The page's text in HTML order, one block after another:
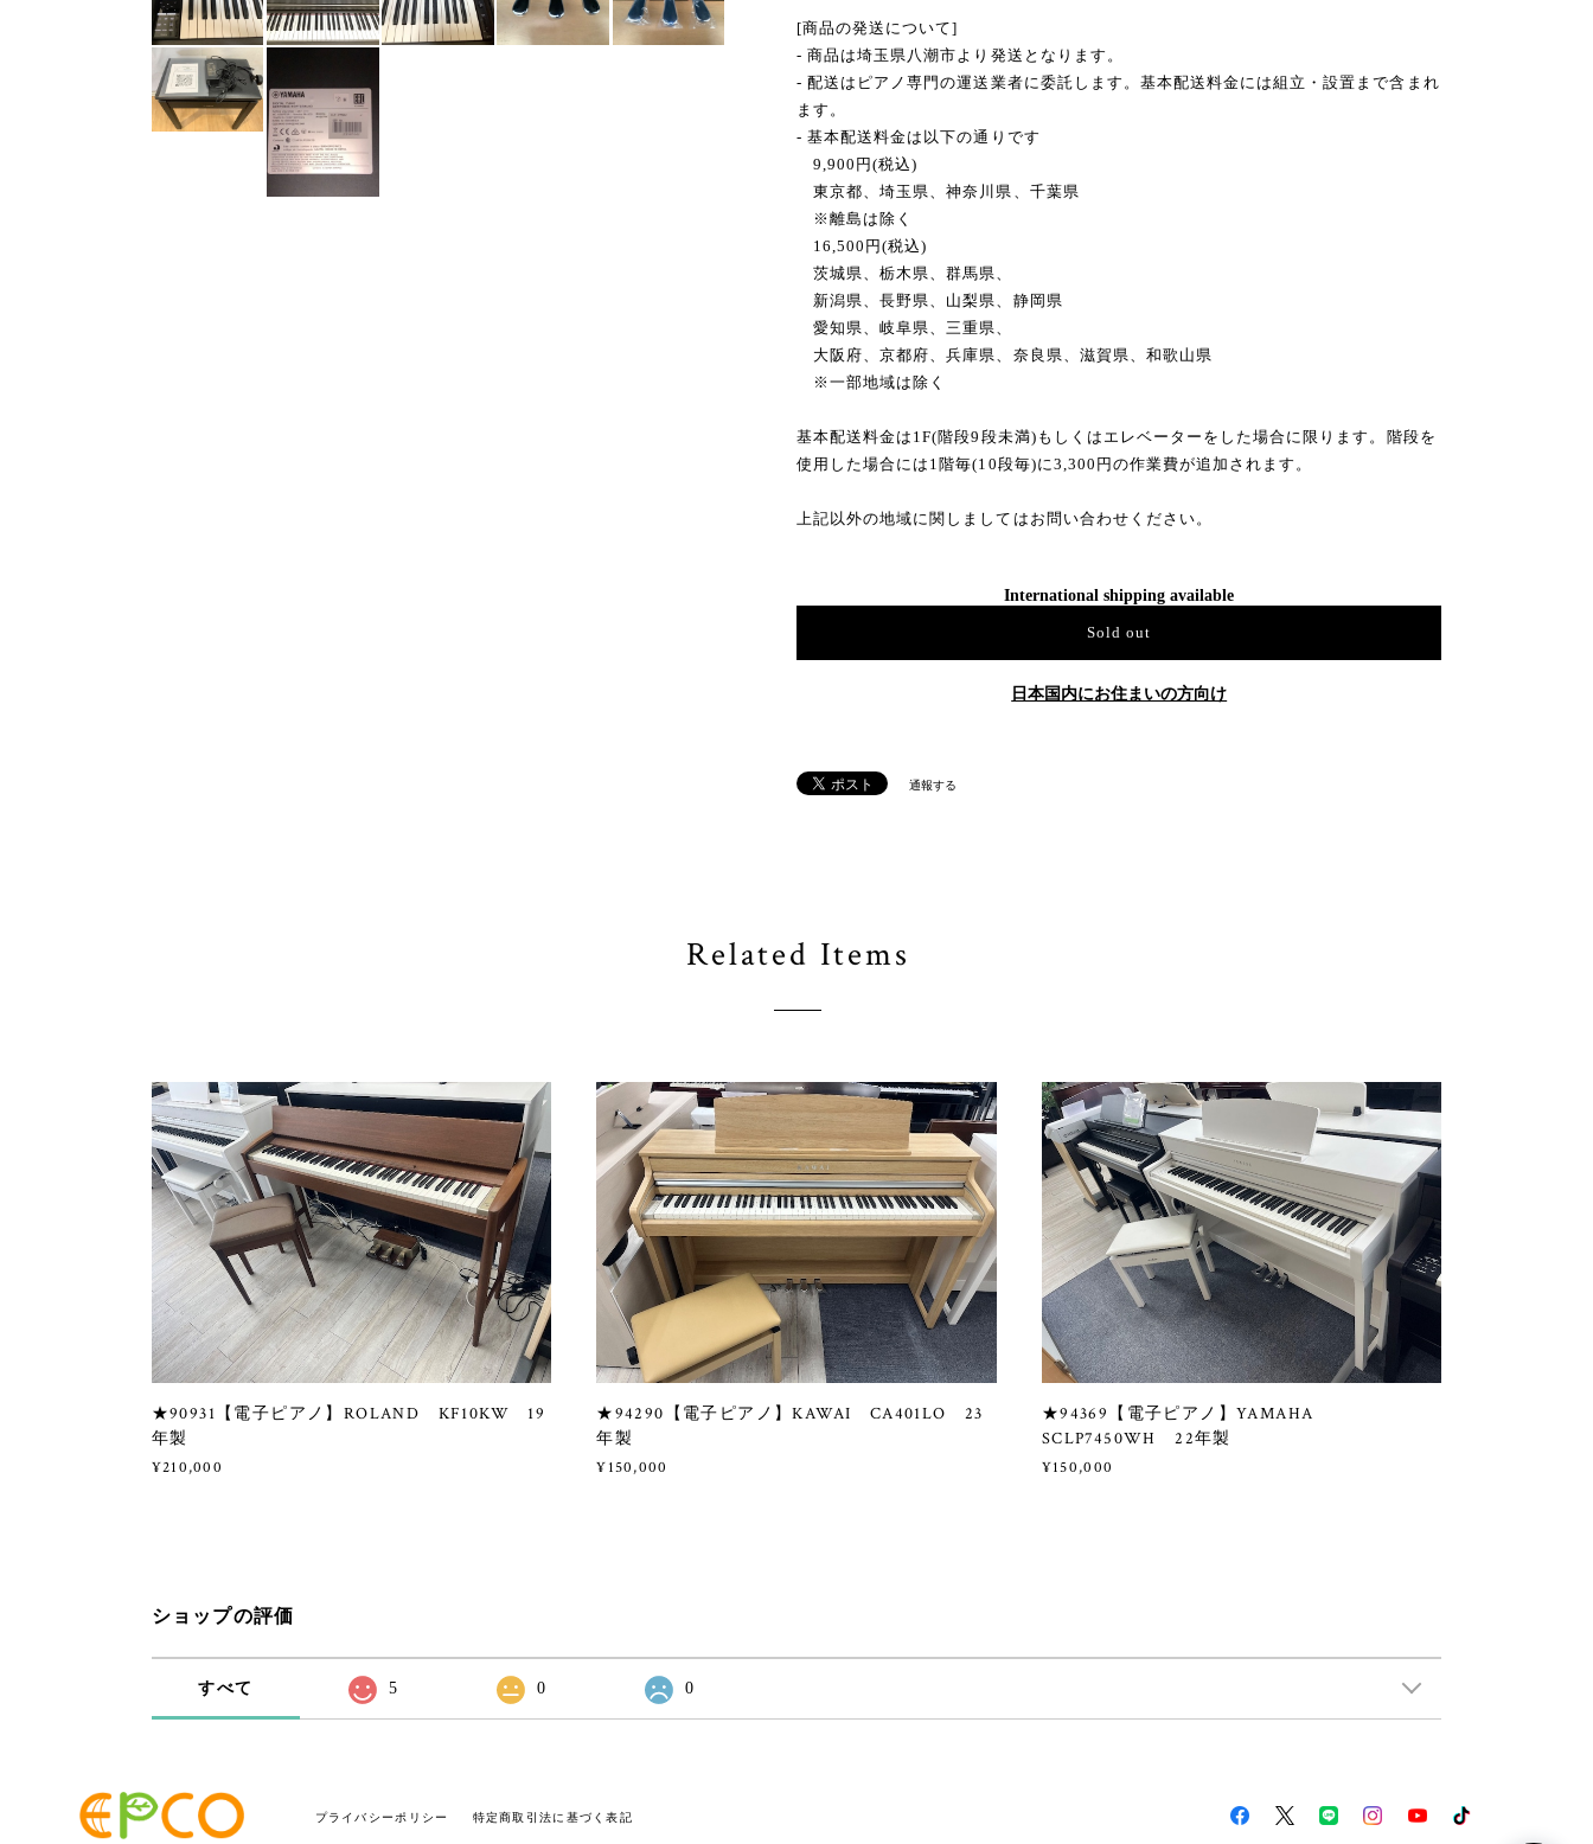
[商品の発送について]
- 商品は埼玉県八潮市より発送となります。
- 配送はピアノ専門の運送業者に委託します。基本配送料金には組立・設置まで含まれ
ます。
- 基本配送料金は以下の通りです
9,900円(税込)
東京都、埼玉県、神奈川県、千葉県
※離島は除く
16,500円(税込)
茨城県、栃木県、群馬県、
新潟県、長野県、山梨県、静岡県
愛知県、岐阜県、三重県、
大阪府、京都府、兵庫県、奈良県、滋賀県、和歌山県
※一部地域は除く
基本配送料金は1F(階段9段未満)もしくはエレベーターをした場合に限ります。階段を
使用した場合には1階毎(10段毎)に3,300円の作業費が追加されます。
上記以外の地域に関しましてはお問い合わせください。
International shipping available
Sold out
日本国内にお住まいの方向け
通報する
Related Items
★90931【電子ピアノ】ROLAND KF10KW 19
年製
¥210,000
★94290【電子ピアノ】KAWAI CA401LO 23
年製
¥150,000
★94369【電子ピアノ】YAMAHA
SCLP7450WH 22年製
¥150,000
ショップの評価
すべて 5 0 0
プライバシーポリシー 特定商取引法に基づく表記